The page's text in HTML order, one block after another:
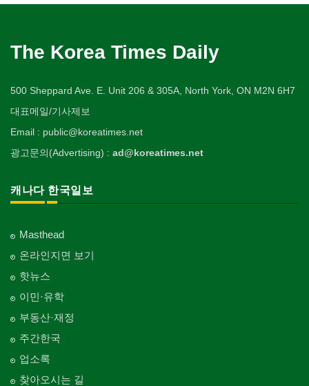
The Korea Times Daily
500 Sheppard Ave. E. Unit 206 & 305A, North York, ON M2N 6H7
대표메일/기사제보
Email : public@koreatimes.net
광고문의(Advertising) : ad@koreatimes.net
캐나다 한국일보
Masthead
온라인지면 보기
핫뉴스
이민·유학
부동산·재정
주간한국
업소록
찾아오시는 길